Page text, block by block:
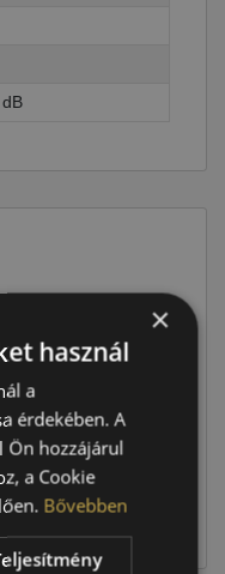
31 490 Ft
125 960 Ft
×
használ
a
érdekében. A
Ön hozzájárul
a Cookie
Bővebben